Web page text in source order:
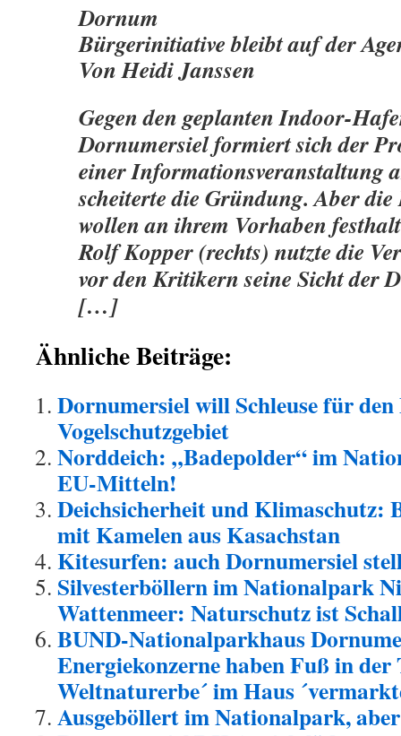
Dornum
Bürgerinitiative bleibt auf der
Von Heidi Janssen
Gegen den geplanten Indoor-
Dornumersiel formiert sich der
einer Informationsveranstaltung
scheiterte die Gründung. Aber
wollen an ihrem Vorhaben
Rolf Kopper (rechts) nutzte die
vor den Kritikern seine Sicht der
[…]
Ähnliche Beiträge:
Dornumersiel will Schleuse für
Vogelschutzgebiet
Norddeich: „Badepolder“ im
EU-Mitteln!
Deichsicherheit und Klimaschutz:
mit Kamelen aus Kasachstan
Kitesurfen: auch Dornumersiel
Silvesterböllern im Nationalpark
Wattenmeer: Naturschutz ist
BUND-Nationalparkhaus
Energiekonzerne haben Fuß in
Weltnaturerbe´ im Haus
Ausgeböllert im Nationalpark,